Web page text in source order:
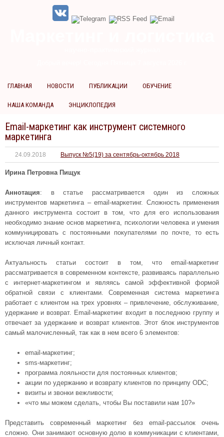
ГЛАВНАЯ НОВОСТИ ПУБЛИКАЦИИ ОБУЧЕНИЕ
НАША КОМАНДА ЭНЦИКЛОПЕДИЯ
Email-маркетинг как инструмент системного
маркетинга
24.09.2018 Выпуск №5(19) за сентябрь-октябрь 2018
Ирина Петровна Пищук
Аннотация: в статье рассматривается один из сложных
инструментов маркетинга – email-маркетинг. Сложность применения
данного инструмента состоит в том, что для его использования
необходимо знание основ маркетинга, психологии человека и умения
коммуницировать с постоянными покупателями по почте, то есть
исключая личный контакт.
Актуальность статьи состоит в том, что email-маркетинг
рассматривается в современном контексте, развиваясь параллельно
с интернет-маркетингом и являясь самой эффективной формой
обратной связи с клиентами. Современная система маркетинга
работает с клиентом на трех уровнях – привлечение, обслуживание,
удержание и возврат. Email-маркетинг входит в последнюю группу и
отвечает за удержание и возврат клиентов. Этот блок инструментов
самый малочисленный, так как в нем всего 6 элементов:
email-маркетинг;
sms-маркетинг;
программа лояльности для постоянных клиентов;
акции по удержанию и возврату клиентов по принципу ODC;
визиты и звонки вежливости;
«что мы можем сделать, чтобы Вы поставили нам 10?»
Представить современный маркетинг без email-рассылок очень
сложно. Они занимают основную долю в коммуникации с клиентами,